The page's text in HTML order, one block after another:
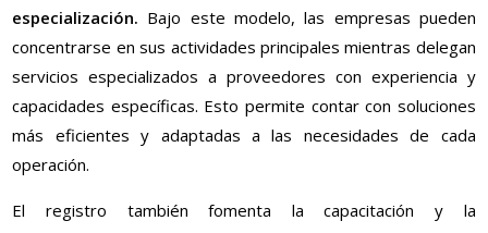
especialización. Bajo este modelo, las empresas pueden
concentrarse en sus actividades principales mientras delegan
servicios especializados a proveedores con experiencia y
capacidades específicas. Esto permite contar con soluciones
más eficientes y adaptadas a las necesidades de cada
operación.
El registro también fomenta la capacitación y la